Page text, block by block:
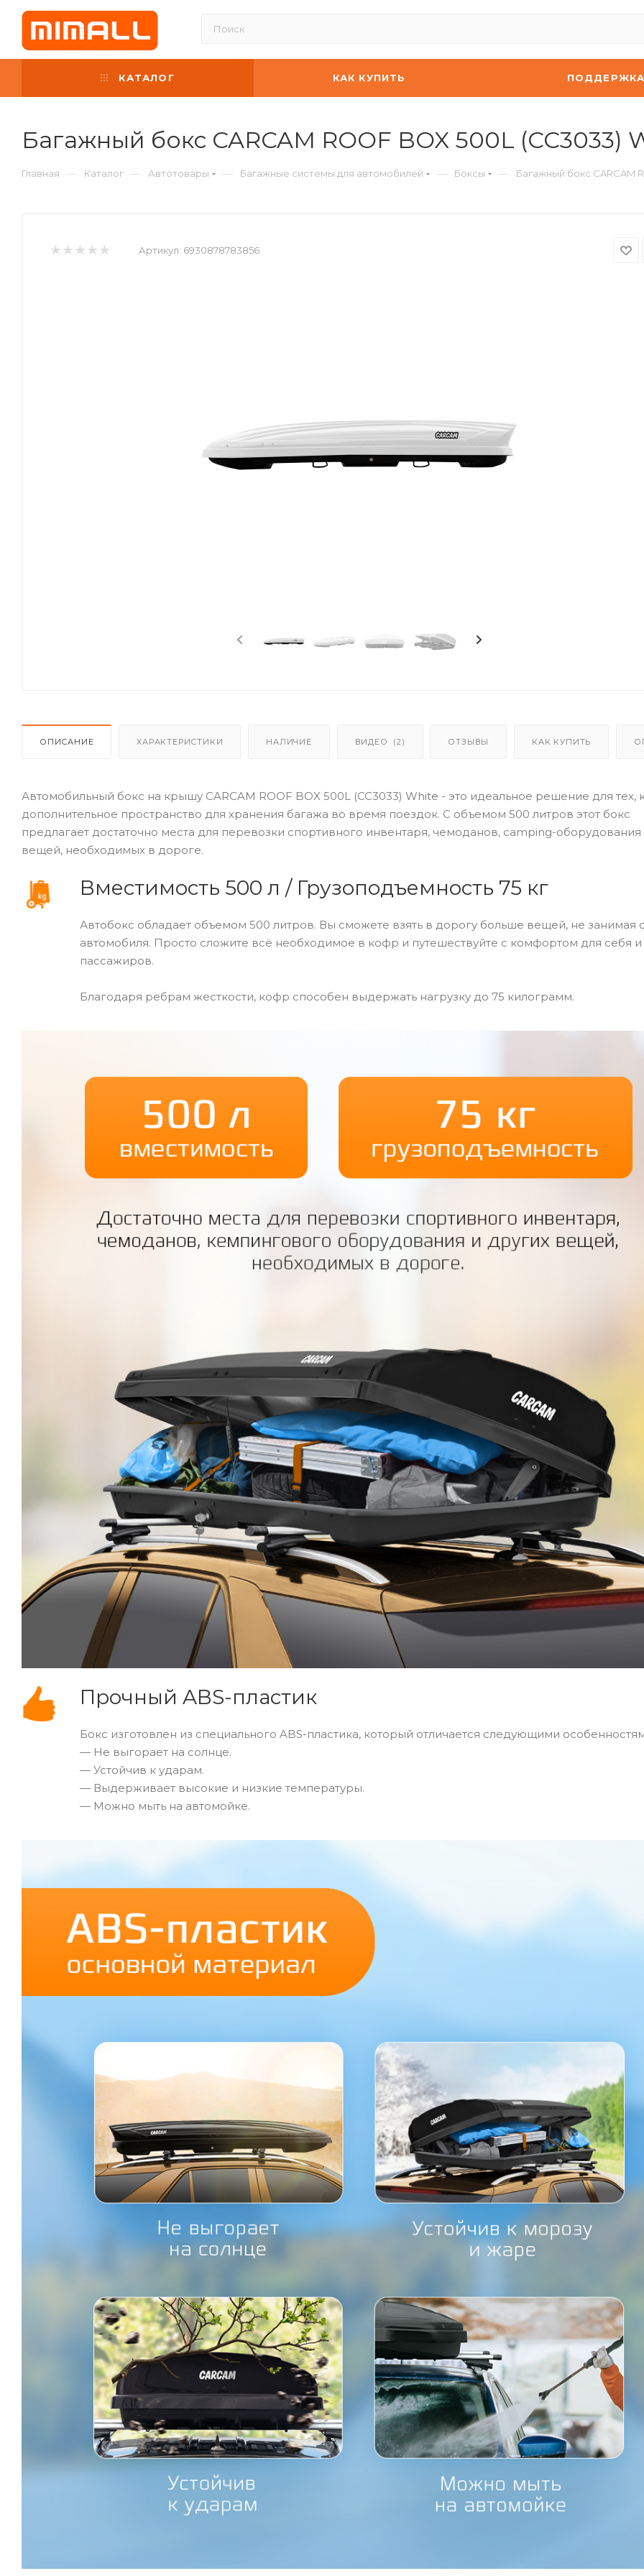
КАТАЛОГ КАК КУПИТЬ
Багажный бокс CARCAM ROOF BOX 500L (CC3033)
Главная — Каталог — Автотовары — Багажные системы для автомобилей — Боксы — Багажный бокс CARCAM
Артикул: 6930878783856
ОПИСАНИЕ ХАРАКТЕРИСТИКИ НАЛИЧИЕ ВИДЕО (2) ОТЗЫВЫ КАК КУПИТЬ
Автомобильный бокс на крышу CARCAM ROOF BOX 500L (CC3033) White - это идеальное решение для тех,
дополнительное пространство для хранения багажа во время поездок. С объемом 500 литров этот бокс
предлагает достаточно места для перевозки спортивного инвентаря, чемоданов, camping-оборудования
вещей, необходимых в дороге.
Вместимость 500 л / Грузоподъемность 75 кг
Автобокс обладает объемом 500 литров. Вы сможете взять в дорогу больше вещей, не занимая
автомобиля. Просто сложите всё необходимое в кофр и путешествуйте с комфортом для себя и
пассажиров.
Благодаря ребрам жесткости, кофр способен выдержать нагрузку до 75 килограмм.
Прочный ABS-пластик
Бокс изготовлен из специального ABS-пластика, который отличается следующими
— Не выгорает на солнце.
— Устойчив к ударам.
— Выдерживает высокие и низкие температуры.
— Можно мыть на автомойке.